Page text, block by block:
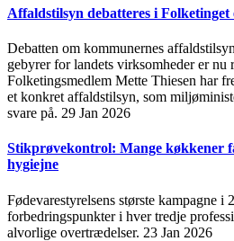
Affaldstilsyn debatteres i
Debatten om kommunernes
gebyrer for landets virksomheder er
Folketingsmedlem Mette Thiesen har
et konkret affaldstilsyn, som
svare på. 29 Jan 2026
Stikprøvekontrol: Mange køkkener
hygiejne
Fødevarestyrelsens største kampagne i
forbedringspunkter i hver tredje
alvorlige overtrædelser. 23 Jan 2026